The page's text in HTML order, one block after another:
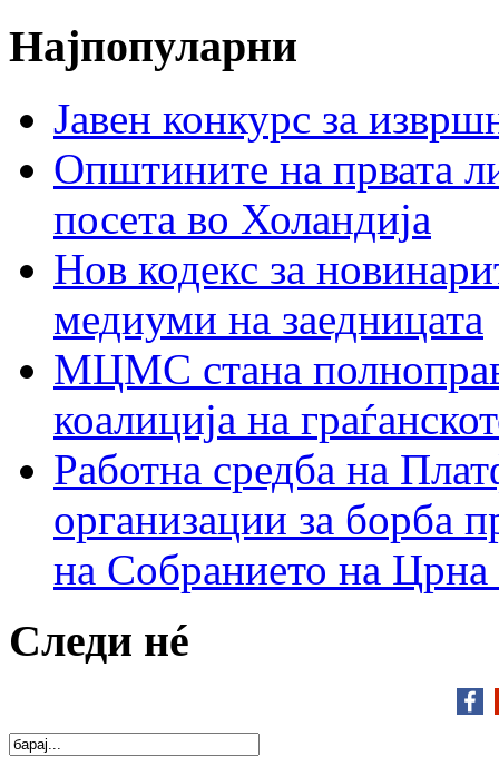
Најпопуларни
Јавен конкурс за
Општините на првата
посета во Холандија
Нов кодекс за
медиуми на заедницата
МЦМС стана
коалиција на
Работна средба на
организации за борба
на Собранието на Црна
Следи нé